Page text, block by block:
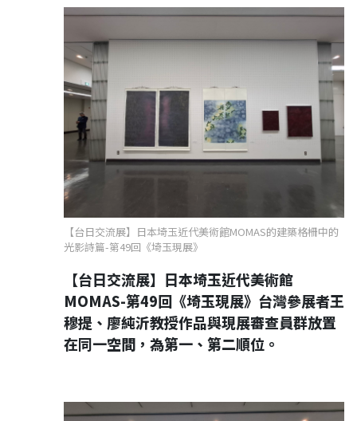
【台日交流展】日本埼玉近代美術館MOMAS的建築格柵中的
光影詩篇-第49回《埼玉現展》
【台日交流展】日本埼玉近代美術館
MOMAS-第49回《埼玉現展》台灣參展者王
穆提、廖純沂教授作品與現展審查員群放置
在同一空間，為第一、第二順位。